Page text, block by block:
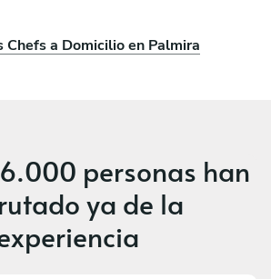
Chefs a Domicilio en Palmira
personas han
ya de la